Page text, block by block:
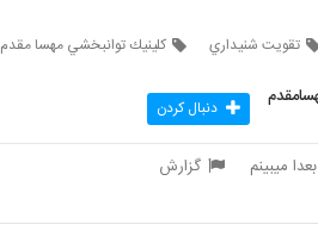
تقويت شنيداري كلينيك توانبخشي مهسا مقدم
دنبال کردن
بعدا میبینم گزارش